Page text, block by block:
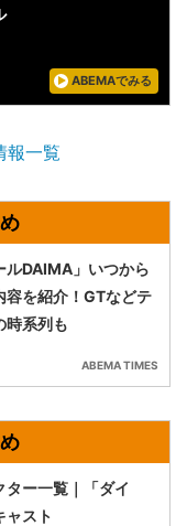
ABEMAでみる
報一覧
ルDAIMA」いつから
容を紹介！GTなどテ
時系列も
ABEMA TIMES
ター一覧｜「ダイ
ャスト